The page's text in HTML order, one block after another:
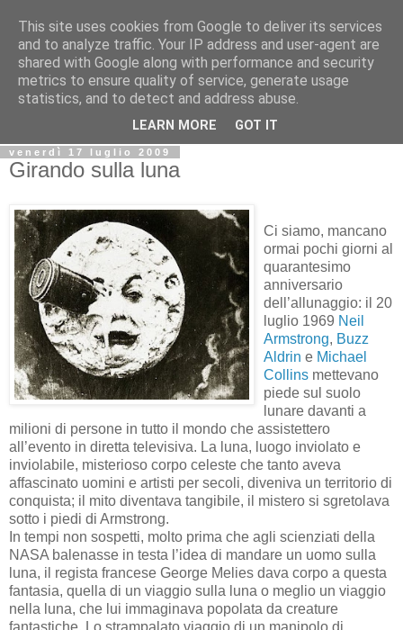
Biblio@rti in
Il Blog della Biblioteca di Area delle arti per condividere
informazioni iniziative incontri
venerdì 17 luglio 2009
Girando sulla luna
Ci siamo, mancano
ormai pochi giorni al
quarantesimo
anniversario
dell’allunaggio: il 20
luglio 1969 Neil
Armstrong, Buzz
Aldrin e Michael
Collins mettevano
piede sul suolo
lunare davanti a
milioni di persone in tutto il mondo che assistettero
all’evento in diretta televisiva. La luna, luogo inviolato e
inviolabile, misterioso corpo celeste che tanto aveva
affascinato uomini e artisti per secoli, diveniva un territorio di
conquista; il mito diventava tangibile, il mistero si sgretolava
sotto i piedi di Armstrong.
In tempi non sospetti, molto prima che agli scienziati della
NASA balenasse in testa l’idea di mandare un uomo sulla
luna, il regista francese George Melies dava corpo a questa
fantasia, quella di un viaggio sulla luna o meglio un viaggio
nella luna, che lui immaginava popolata da creature
fantastiche. Lo strampalato viaggio di un manipolo di
This site uses cookies from Google to deliver its services
and to analyze traffic. Your IP address and user-agent are
shared with Google along with performance and security
metrics to ensure quality of service, generate usage
statistics, and to detect and address abuse.
LEARN MORE GOT IT